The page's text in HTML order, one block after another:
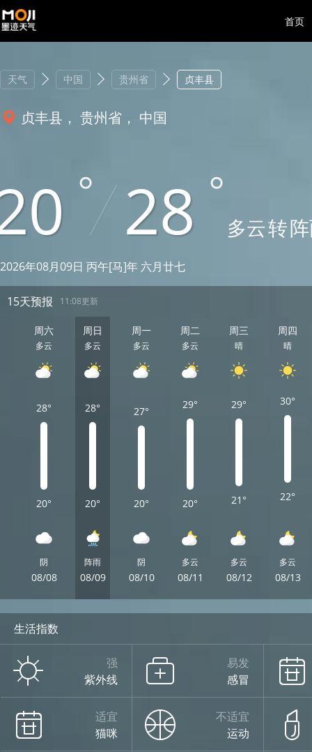
首页
天气 中国 贵州省 贞丰县
贞丰县， 贵州省， 中国
28 多云转
2026年08月09日 丙午[马]年 六月廿七
15天预报 11:08更新
周六
多云
28°
20°
阴
08/08
周日
多云
28°
20°
阵雨
08/09
周一
多云
27°
20°
阴
08/10
周二
多云
29°
20°
多云
08/11
周三
晴
29°
21°
多云
08/12
周四
晴
30°
22°
多云
08/13
生活指数
强
紫外线
易发
感冒
适宜
猫咪
不适宜
运动